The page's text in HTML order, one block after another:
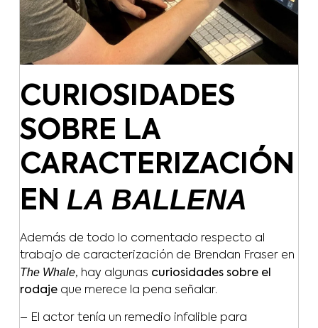
CURIOSIDADES
SOBRE LA
CARACTERIZACIÓN
EN LA BALLENA
Además de todo lo comentado respecto al
trabajo de caracterización de Brendan Fraser en
The Whale, hay algunas curiosidades sobre el
rodajeque merece la pena señalar.
– El actor tenía un remedio infalible para